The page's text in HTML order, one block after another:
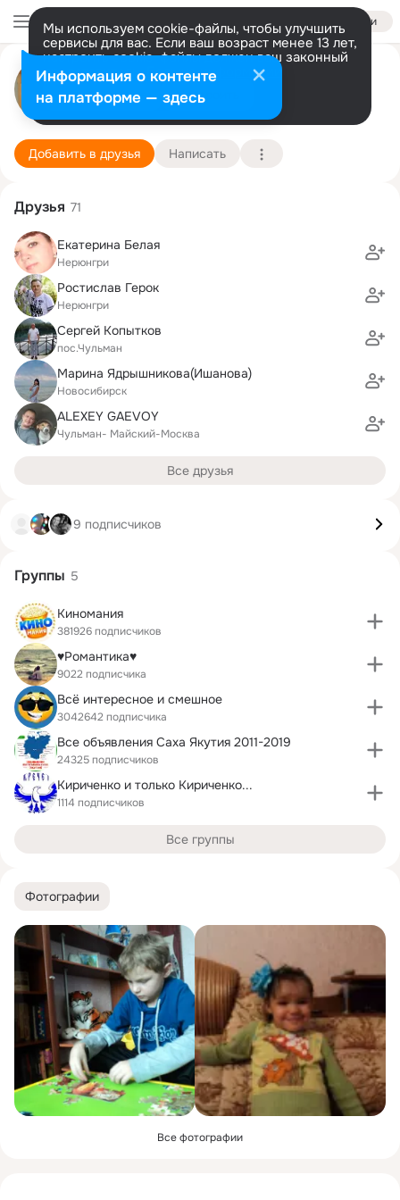
Войти
Мы используем cookie-файлы, чтобы улучшить
сервисы для вас. Если ваш возраст менее 13 лет,
настроить cookie-файлы должен ваш законный
представитель. Больше информации
Разрешить все Настроить
Виктор Кириченко
Нерюнгри 15 ноября (45 лет)
Подробнее
Добавить в друзья Написать
Фотографии
Все фотографии
Друзья 71
Екатерина Белая
Нерюнгри
Ростислав Герок
Нерюнгри
Сергей Копытков
пос.Чульман
Марина Ядрышникова(Ишанова)
Новосибирск
ALEXEY GAEVOY
Чульман- Майский-Москва
Все друзья
9 подписчиков
Группы 5
Киномания
381926 подписчиков
♥Романтика♥
9022 подписчика
Всё интересное и смешное
3042642 подписчика
Все объявления Саха Якутия 2011-2019
24325 подписчиков
Кириченко и только Кириченко...
1114 подписчиков
Все группы
Информация о контенте
на платформе — здесь